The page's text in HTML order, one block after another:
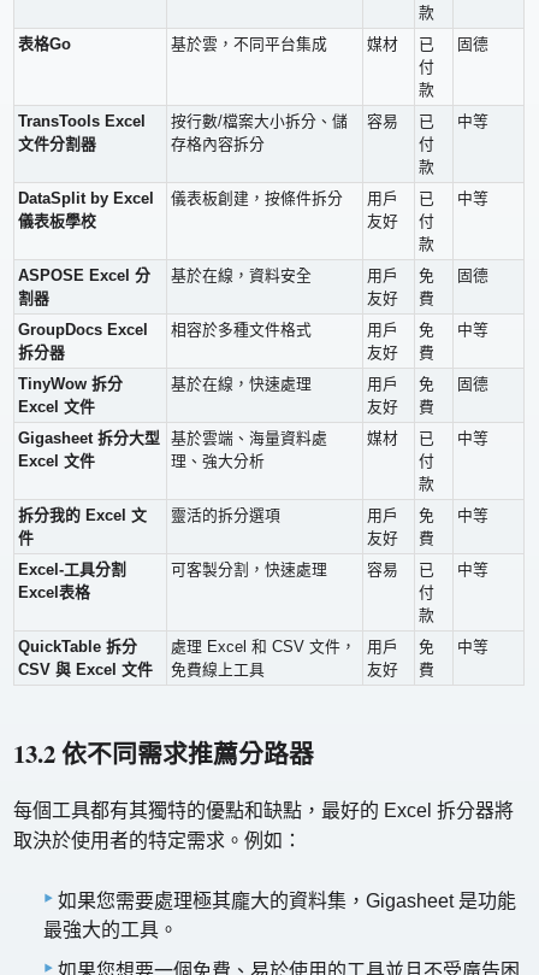
款
表格Go 基於雲，不同平台集成 媒材
已
付
款
固德
TransTools Excel
文件分割器
按行數/檔案大小拆分、儲
存格內容拆分
容易
已
付
款
中等
DataSplit by Excel
儀表板學校
儀表板創建，按條件拆分
用戶
友好
已
付
款
中等
ASPOSE Excel 分
割器
基於在線，資料安全
用戶
友好
免
費
固德
GroupDocs Excel
拆分器
相容於多種文件格式
用戶
友好
免
費
中等
TinyWow 拆分
Excel 文件
基於在線，快速處理
用戶
友好
免
費
固德
Gigasheet 拆分大型
Excel 文件
基於雲端、海量資料處
理、強大分析
媒材
已
付
款
中等
拆分我的 Excel 文
件
靈活的拆分選項
用戶
友好
免
費
中等
Excel-工具分割
Excel表格
可客製分割，快速處理 容易
已
付
款
中等
QuickTable 拆分
CSV 與 Excel 文件
處理 Excel 和 CSV 文件，
免費線上工具
用戶
友好
免
費
中等
13.2 依不同需求推薦分路器
每個工具都有其獨特的優點和缺點，最好的 Excel 拆分器將
取決於使用者的特定需求。例如：
如果您需要處理極其龐大的資料集，Gigasheet 是功能
最強大的工具。
如果您想要一個免費、易於使用的工具並且不受廣告困